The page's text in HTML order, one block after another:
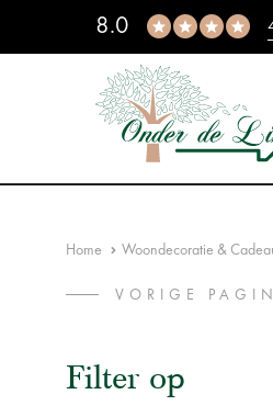
8.0
Home Woondecoratie &
VORIGE
Filter op